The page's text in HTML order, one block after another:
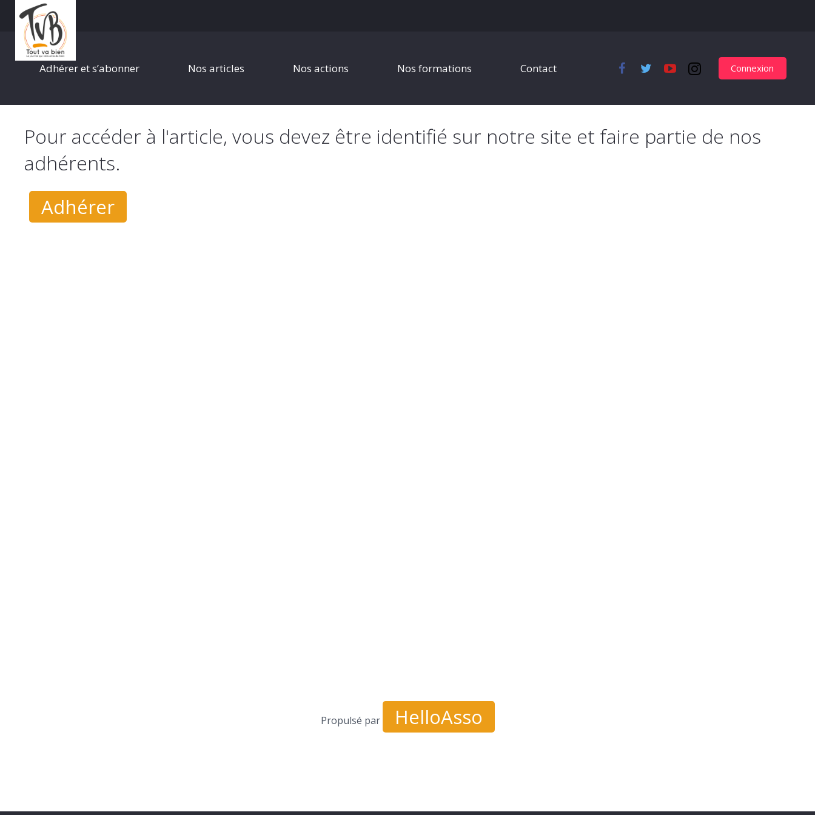
Adhérer et s’abonner Nos articles Nos actions Nos formations Contact Connexion
Pour accéder à l'article, vous devez être identifié sur notre site et faire partie de nos
adhérents.
Adhérer
Propulsé par HelloAsso